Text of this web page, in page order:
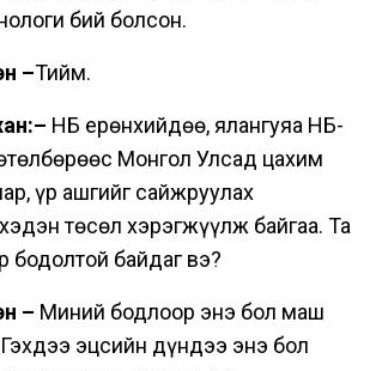
бий болсон.
–Тийм.
НҮБ ерөнхийдөө, ялангуяа НҮБ-
Монгол Улсад цахим
үр ашгийг сайжруулах
төсөл хэрэгжүүлж байгаа. Та
бодолтой байдаг вэ?
– Миний бодлоор энэ бол маш
эцсийн дүндээ энэ бол